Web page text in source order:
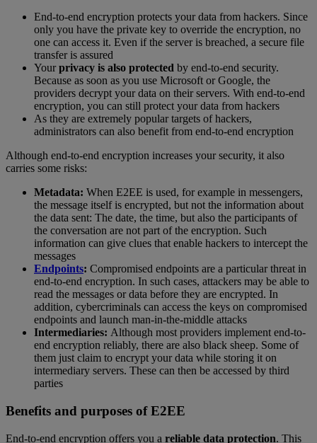
End-to-end encryption protects your data from hackers. Since
only you have the private key to override the encryption, no
one can access it. Even if the server is breached, a secure file
transfer is assured
Yourprivacy is also protected by end-to-end security.
Because as soon as you use Microsoft or Google, the
providers decrypt your data on their servers. With end-to-end
encryption, you can still protect your data from hackers
As they are extremely popular targets of hackers,
administrators can also benefit from end-to-end encryption
Although end-to-end encryption increases your security, it also
carries some risks:
Metadata: When E2EE is used, for example in messengers,
the message itself is encrypted, but not the information about
the data sent: The date, the time, but also the participants of
the conversation are not part of the encryption. Such
information can give clues that enable hackers to intercept the
messages
Endpoints: Compromised endpoints are a particular threat in
end-to-end encryption. In such cases, attackers may be able to
read the messages or data before they are encrypted. In
addition, cybercriminals can access the keys on compromised
endpoints and launch man-in-the-middle attacks
Intermediaries: Although most providers implement end-to-
end encryption reliably, there are also black sheep. Some of
them just claim to encrypt your data while storing it on
intermediary servers. These can then be accessed by third
parties
Benefits and purposes of E2EE
End-to-end encryption offers you a reliable data protection. This